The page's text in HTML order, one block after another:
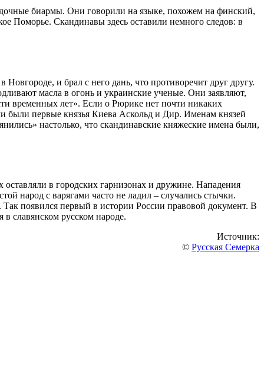
биармы. Они говорили на языке, похожем на финский,
Поморье. Скандинавы здесь оставили немного следов: в
и брал с него дань, что противоречит друг другу.
масла в огонь и украинские ученые. Они заявляют,
временных лет». Если о Рюрике нет почти никаких
были первые князья Киева Аскольд и Дир. Именам князей
настолько, что скандинавские княжеские имена были,
в городских гарнизонах и дружине. Нападения
народ с варягами часто не ладил – случались стычки.
появился первый в истории России правовой документ. В
славянском русском народе.
Источник:
© Русская Семерка